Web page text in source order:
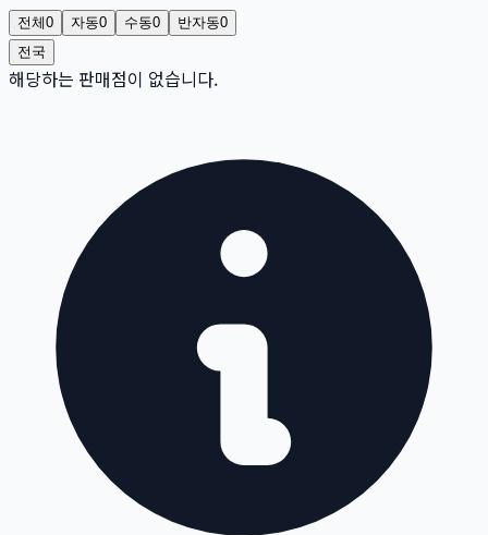
전체0 자동0 수동0 반자동0
전국
해당하는 판매점이 없습니다.